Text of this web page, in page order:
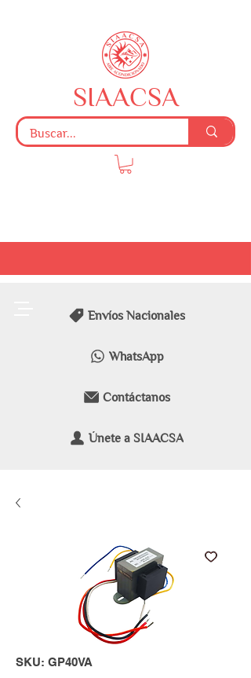
Envíos Nacionales
WhatsApp
Contáctanos
Únete a SIAACSA
SIAACSA
SKU: GP40VA